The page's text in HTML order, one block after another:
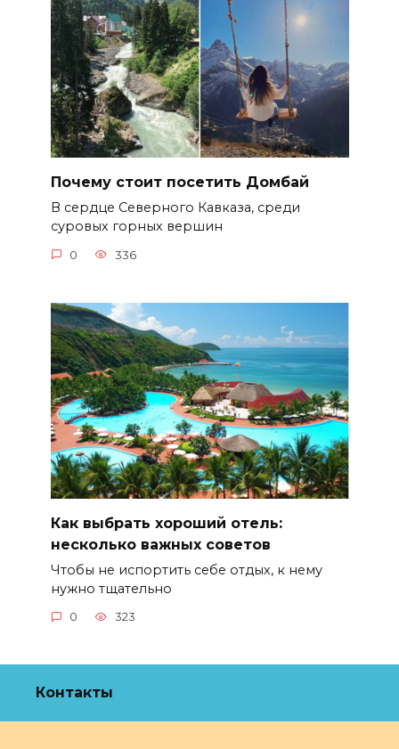
Почему стоит посетить Домбай
В сердце Северного Кавказа, среди
суровых горных вершин
0 336
Как выбрать хороший отель:
несколько важных советов
Чтобы не испортить себе отдых, к нему
нужно тщательно
0 323
Контакты